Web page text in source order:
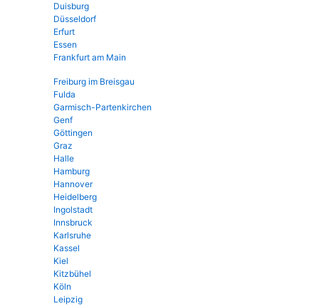
Duisburg
Düsseldorf
Erfurt
Essen
Frankfurt am Main
Freiburg im Breisgau
Fulda
Garmisch-Partenkirchen
Genf
Göttingen
Graz
Halle
Hamburg
Hannover
Heidelberg
Ingolstadt
Innsbruck
Karlsruhe
Kassel
Kiel
Kitzbühel
Köln
Leipzig